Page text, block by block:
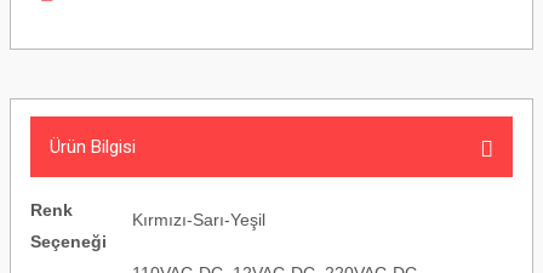
Ürün Bilgisi
Renk
Seçeneği
Kırmızı-Sarı-Yeşil